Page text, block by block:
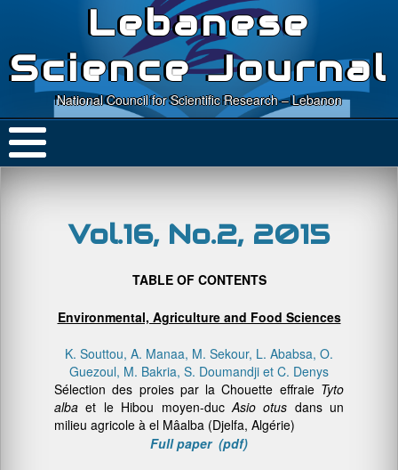
Lebanese
Science Journal
National Council for Scientific Research – Lebanon
Vol.16, No.2, 2015
TABLE OF CONTENTS
Environmental, Agriculture and Food Sciences
K. Souttou, A. Manaa, M. Sekour, L. Ababsa, O.
Guezoul, M. Bakria, S. Doumandji et C. Denys
Sélection des proies par la Chouette effraie Tyto
alba et le Hibou moyen-ducAsiootus dans un
milieu agricole à el Mâalba (Djelfa, Algérie)
Full paper (pdf)